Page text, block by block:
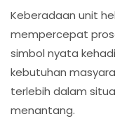
Keberadaan unit
mempercepat
simbol nyata
kebutuhan
terlebih dalam
menantang.